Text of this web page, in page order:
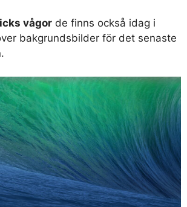
vågor de finns också idag i
bakgrundsbilder för det senaste